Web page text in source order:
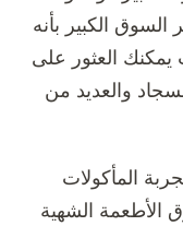
السوق الكبير بأنه
العثور على
والعديد من
المأكولات
الأطعمة الشهية